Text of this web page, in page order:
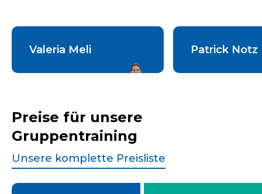
Valeria Meli Patrick Notz
Preise für unsere
Gruppentraining
Unsere komplette Preisliste